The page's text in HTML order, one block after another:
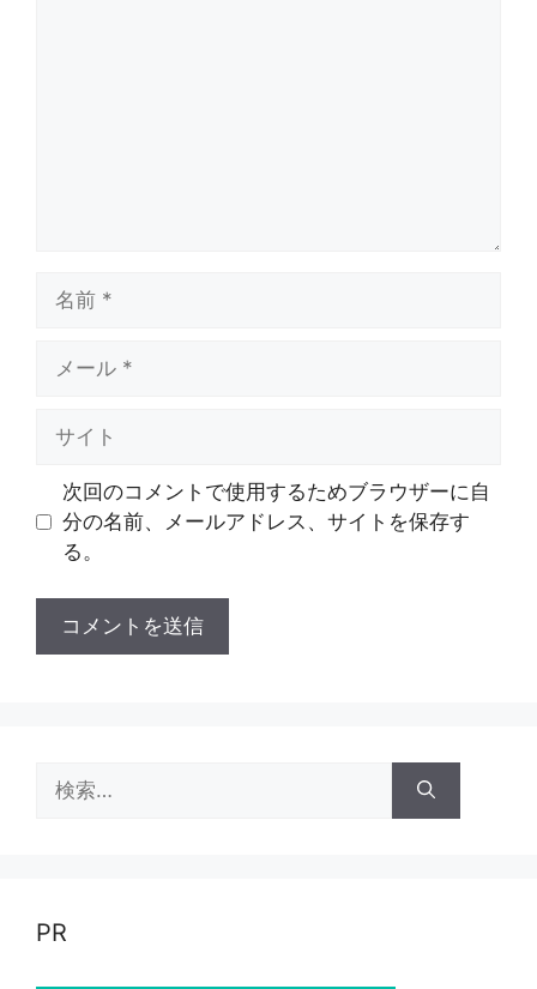
次回のコメントで使用するためブラウザーに自
分の名前、メールアドレス、サイトを保存す
る。
索:
PR